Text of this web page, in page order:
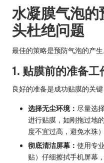
水凝膜气泡
头杜绝问题
最佳的策略是预防气泡的产
1. 贴膜前的准备工
良好的准备是成功贴膜的关键
选择无尘环境： 尽量选
进行贴膜，如刚拖过地
度不宜过高，避免水珠）
彻底清洁屏幕： 使用专
贴）仔细擦拭手机屏幕